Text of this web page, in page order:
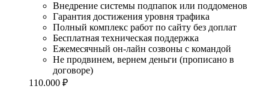
Внедрение системы подпапок или поддоменов
Гарантия достижения уровня трафика
Полный комплекс работ по сайту без доплат
Бесплатная техническая поддержка
Ежемесячный он-лайн созвоны с командой
Не продвинем, вернем деньги (прописано в
договоре)
110.000 ₽